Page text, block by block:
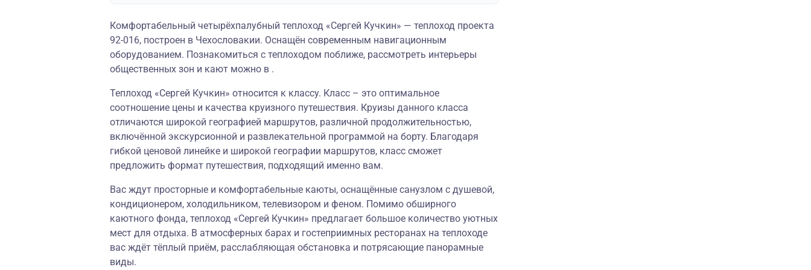
Комфортабельный четырёхпалубный теплоход «Сергей Кучкин» — теплоход проекта
92-016, построен в Чехословакии. Оснащён современным навигационным
оборудованием. Познакомиться с теплоходом поближе, рассмотреть интерьеры
общественных зон и кают можно в .
Теплоход «Сергей Кучкин» относится к классу. Класс – это оптимальное
соотношение цены и качества круизного путешествия. Круизы данного класса
отличаются широкой географией маршрутов, различной продолжительностью,
включённой экскурсионной и развлекательной программой на борту. Благодаря
гибкой ценовой линейке и широкой географии маршрутов, класс сможет
предложить формат путешествия, подходящий именно вам.
Вас ждут просторные и комфортабельные каюты, оснащённые санузлом с душевой,
кондиционером, холодильником, телевизором и феном. Помимо обширного
каютного фонда, теплоход «Сергей Кучкин» предлагает большое количество уютных
мест для отдыха. В атмосферных барах и гостеприимных ресторанах на теплоходе
вас ждёт тёплый приём, расслабляющая обстановка и потрясающие панорамные
виды.